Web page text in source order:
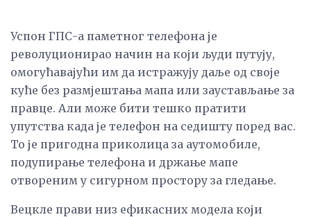
Успон ГПС-а паметног телефона је
револуционирао начин на који људи путују,
омогућавајући им да истражују даље од своје
куће без размјештања мапа или заустављање за
правце. Али може бити тешко пратити
упутства када је телефон на седишту поред вас.
То је пригодна приколица за аутомобиле,
подупирање телефона и држање мапе
отвореним у сигурном простору за гледање.
Вецкле прави низ ефикасних модела који